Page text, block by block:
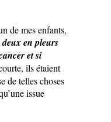
de mes enfants,
deux en pleurs
et si
ils étaient
de telles choses
issue